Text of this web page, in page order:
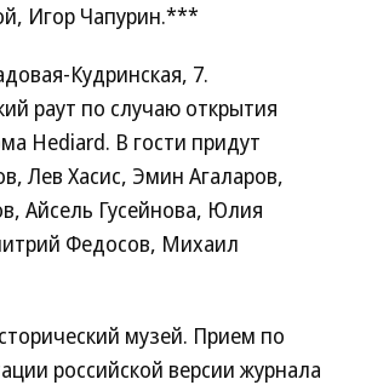
Игор Чапурин.***
Кудринская, 7.
раут по случаю открытия
Hediard. В гости придут
Лев Хасис, Эмин Агаларов,
Айсель Гусейнова, Юлия
Федосов, Михаил
музей. Прием по
российской версии журнала